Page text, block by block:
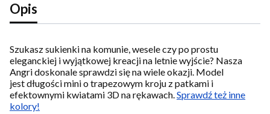
Opis
Szukasz sukienki na komunie, wesele czy po prostu
eleganckiej i wyjątkowej kreacji na letnie wyjście? Nasza
Angri doskonale sprawdzi się na wiele okazji. Model
jest długości mini o trapezowym kroju z patkami i
efektownymi kwiatami 3D na rękawach.Sprawdź też inne
kolory!